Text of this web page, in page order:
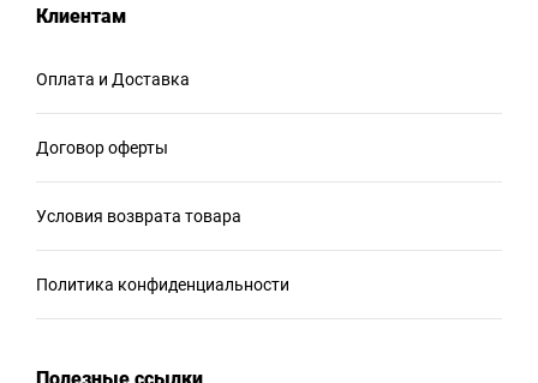
Клиентам
Оплата и Доставка
Договор оферты
Условия возврата товара
Политика конфиденциальности